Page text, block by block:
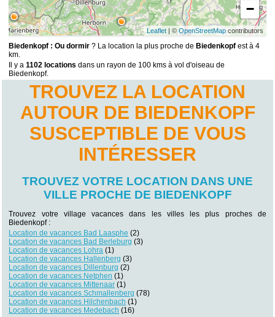
−
Leaflet| © OpenStreetMapcontributors
Biedenkopf : Ou dormir ? La location la plus proche de Biedenkopf est à 4
km.
Il y a1102 locations dans un rayon de 100 kms à vol d'oiseau de
Biedenkopf.
TROUVEZ LA LOCATION
AUTOUR DE BIEDENKOPF
SUSCEPTIBLE DE VOUS
INTÉRESSER
TROUVEZ VOTRE LOCATION DANS UNE
VILLE PROCHE DE BIEDENKOPF
Trouvez votre village vacances dans les villes les plus proches de
Biedenkopf :
Location de vacances Bad Laasphe (2)
Location de vacances Bad Berleburg (3)
Location de vacances Lohra (1)
Location de vacances Hallenberg (3)
Location de vacances Dillenburg (2)
Location de vacances Netphen (1)
Location de vacances Mittenaar (1)
Location de vacances Schmallenberg (78)
Location de vacances Hilchenbach (1)
Location de vacances Medebach (16)